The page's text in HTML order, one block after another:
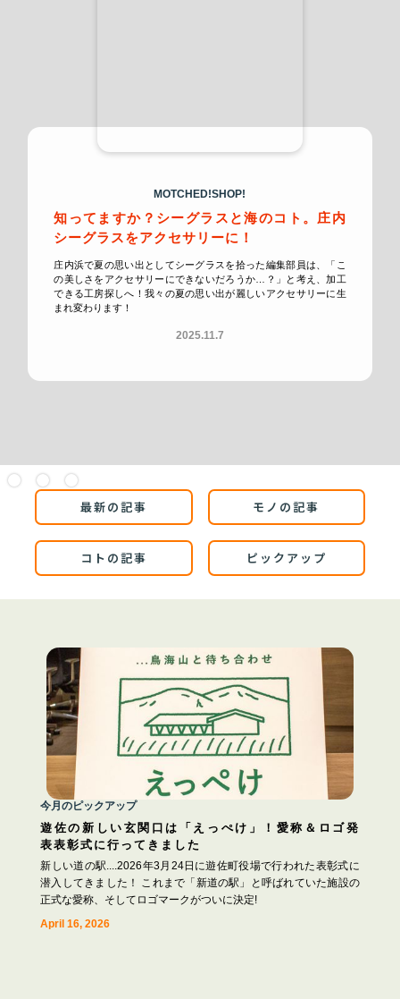
MOTCHED!SHOP!
知ってますか？シーグラスと海のコト。庄内
シーグラスをアクセサリーに！
庄内浜で夏の思い出としてシーグラスを拾った編集部員は、「こ
の美しさをアクセサリーにできないだろうか…？」と考え、加工
できる工房探しへ！我々の夏の思い出が麗しいアクセサリーに生
まれ変わります！
2025.11.7
Slide 2 of 3.
最新の記事 モノの記事
コトの記事 ピックアップ
今月のピックアップ
遊佐の新しい玄関口は「えっぺけ」！愛称＆ロゴ発
表表彰式に行ってきました
新しい道の駅....2026年3月24日に遊佐町役場で行われた表彰式に
潜入してきました！ これまで「新道の駅」と呼ばれていた施設の
正式な愛称、そしてロゴマークがついに決定!
April 16, 2026